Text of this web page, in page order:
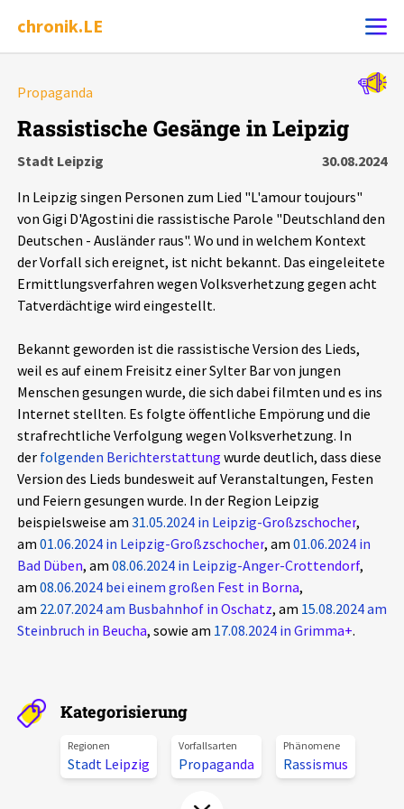
chronik.LE
Chronik
Dossiers
Leipziger Zustände
Schlaglichter
Phänomene
Aktuelles
Alle Beiträge
Veranstaltungen
Pressemitteilungen
Podcasts
Über uns
Projektbeschreibung
Kontakt
Unterstützer_innen
Spenden
Propaganda
Rassistische Gesänge in Leipzig
Stadt Leipzig
30.08.2024
In Leipzig singen Personen zum Lied "L'amour toujours"
von Gigi D'Agostini die rassistische Parole "Deutschland den
Deutschen - Ausländer raus". Wo und in welchem Kontext
der Vorfall sich ereignet, ist nicht bekannt. Das eingeleitete
Ermittlungsverfahren wegen Volksverhetzung gegen acht
Tatverdächtige wird eingestellt.
Bekannt geworden ist die rassistische Version des Lieds,
weil es auf einem Freisitz einer Sylter Bar von jungen
Menschen gesungen wurde, die sich dabei filmten und es ins
Internet stellten. Es folgte öffentliche Empörung und die
strafrechtliche Verfolgung wegen Volksverhetzung. In
der folgenden Berichterstattung wurde deutlich, dass diese
Version des Lieds bundesweit auf Veranstaltungen, Festen
und Feiern gesungen wurde. In der Region Leipzig
beispielsweise am 31.05.2024 in Leipzig-Großzschocher,
am 01.06.2024 in Leipzig-Großzschocher, am 01.06.2024 in
Bad Düben, am 08.06.2024 in Leipzig-Anger-Crottendorf,
am 08.06.2024 bei einem großen Fest in Borna,
am 22.07.2024 am Busbahnhof in Oschatz, am 15.08.2024 am
Steinbruch in Beucha, sowie am 17.08.2024 in Grimma+.
Kategorisierung
Regionen
Stadt Leipzig
Vorfallsarten
Propaganda
Phänomene
Rassismus
Alle Ereignisse
Ereignisse
Ereignisse
Exportieren Filter Erklärungen